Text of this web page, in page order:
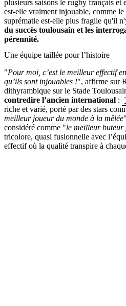
plusieurs saisons le rugby français et
est-elle vraiment injouable, comme
suprématie est-elle plus fragile qu'il
du succès toulousain et les
pérennité.
Une équipe taillée pour l’histoire
"Pour moi, c’est le meilleur effectif
qu’ils sont injouables !", affirme sur
dithyrambique sur le Stade
contredire l’ancien international :
riche et varié, porté par des stars
meilleur joueur du monde à la mêlée
considéré comme "le meilleur buteur
tricolore, quasi fusionnelle avec
effectif où la qualité transpire à